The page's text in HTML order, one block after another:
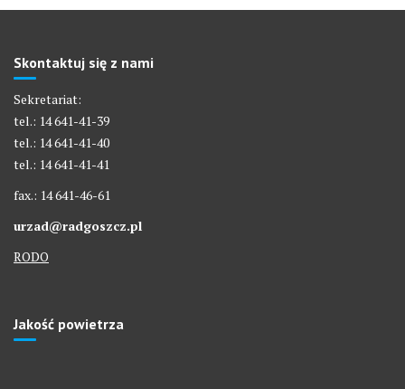
Skontaktuj się z nami
Sekretariat:
tel.: 14 641-41-39
tel.: 14 641-41-40
tel.: 14 641-41-41
fax.: 14 641-46-61
urzad@radgoszcz.pl
RODO
Jakość powietrza